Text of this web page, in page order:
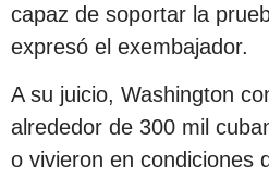
capaz de soportar la
expresó el exembajador.
A su juicio, Washington
alrededor de 300 mil
o vivieron en condiciones